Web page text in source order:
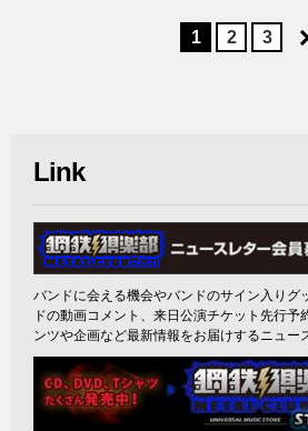
1 2 3
Link
バンドに会える機会やバンドのサイン入りグ
ドの動画コメント、来日公演チケット先行予
ンツや企画など最新情報をお届けするニュー